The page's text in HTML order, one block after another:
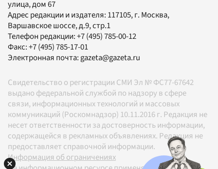
улица, дом 67
Адрес редакции и издателя: 117105, г. Москва,
Варшавское шоссе, д.9, стр.1
Телефон редакции:+7 (495) 785-00-12
Факс:+7 (495) 785-17-01
Электронная почта:gazeta@gazeta.ru
Свидетельство о регистрации СМИ Эл № ФС77-67642
выдано федеральной службой по надзору в сфере
связи, информационных технологий и массовых
коммуникаций (Роскомнадзор) 10.11.2016 г. Редакция не
несет ответственности за достоверность информации,
содержащейся в рекламных объявлениях. Редакция не
предоставляет справочной информации.
Информация об ограничениях